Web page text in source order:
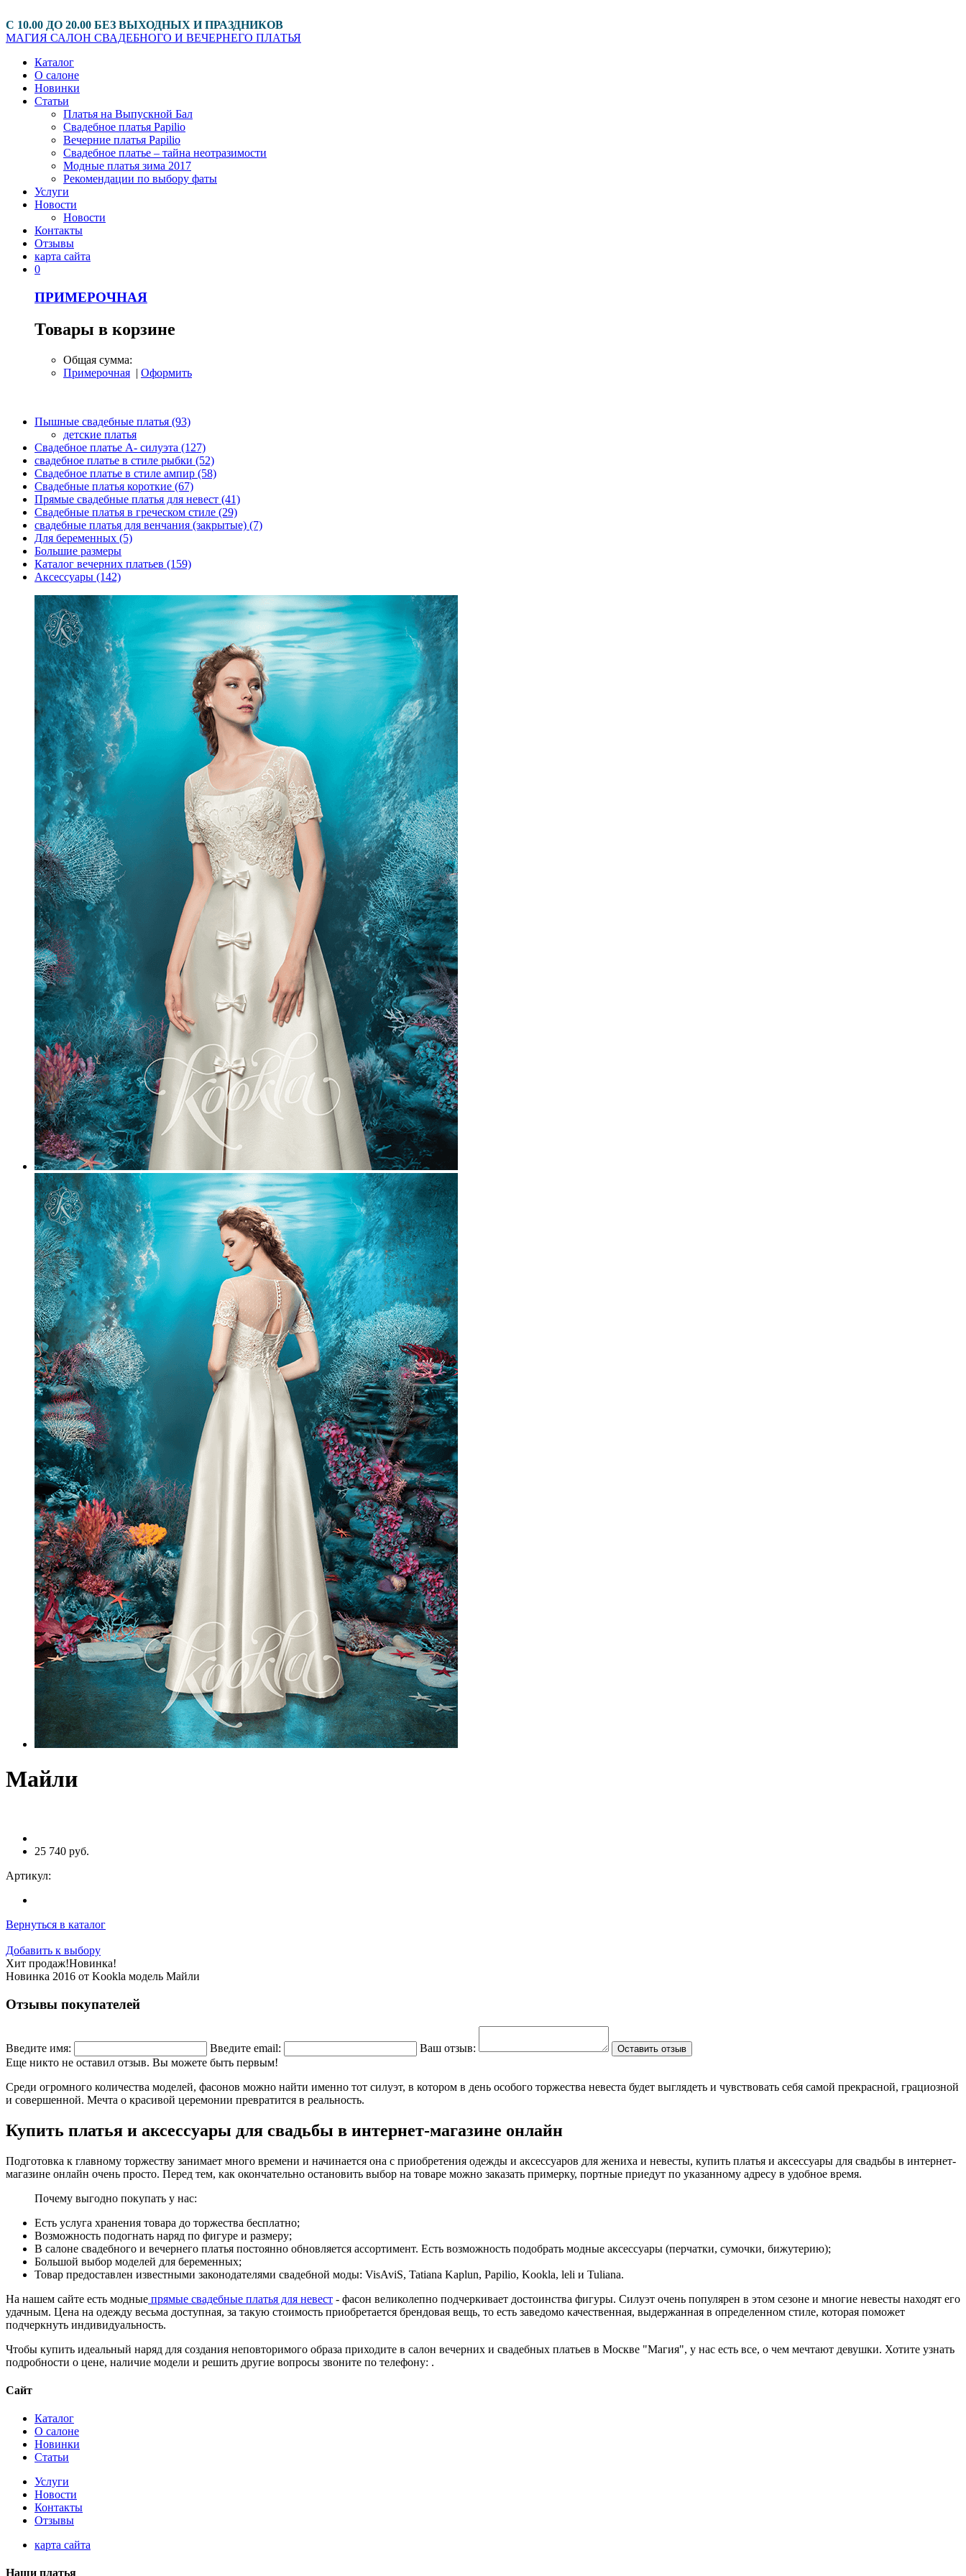
С 10.00 ДО 20.00 БЕЗ ВЫХОДНЫХ И ПРАЗДНИКОВ
МАГИЯ САЛОН СВАДЕБНОГО И ВЕЧЕРНЕГО ПЛАТЬЯ
Каталог
О салоне
Новинки
Статьи
Платья на Выпускной Бал
Свадебное платья Papilio
Вечерние платья Papilio
Свадебное платье – тайна неотразимости
Модные платья зима 2017
Рекомендации по выбору фаты
Услуги
Новости
Новости
Контакты
Отзывы
карта сайта
0
ПРИМЕРОЧНАЯ
Товары в корзине
Общая сумма:
Примерочная | Оформить
Пышные свадебные платья (93)
детские платья
Свадебное платье А- силуэта (127)
свадебное платье в стиле рыбки (52)
Свадебное платье в стиле ампир (58)
Свадебные платья короткие (67)
Прямые свадебные платья для невест (41)
Свадебные платья в греческом стиле (29)
свадебные платья для венчания (закрытые) (7)
Для беременных (5)
Большие размеры
Каталог вечерних платьев (159)
Аксессуары (142)
Майли
25 740 руб.
Артикул:
Вернуться в каталог
Добавить к выбору
Хит продаж!Новинка!
Новинка 2016 от Kookla модель Майли
Отзывы покупателей
Введите имя: Введите email: Ваш отзыв: Оставить отзыв
Еще никто не оставил отзыв. Вы можете быть первым!
Среди огромного количества моделей, фасонов можно найти именно тот силуэт, в котором в день особого торжества невеста будет выглядеть и чувствовать себя самой прекрасной, грациозной
и совершенной. Мечта о красивой церемонии превратится в реальность.
Купить платья и аксессуары для свадьбы в интернет-магазине онлайн
Подготовка к главному торжеству занимает много времени и начинается она с приобретения одежды и аксессуаров для жениха и невесты, купить платья и аксессуары для свадьбы в интернет-
магазине онлайн очень просто. Перед тем, как окончательно остановить выбор на товаре можно заказать примерку, портные приедут по указанному адресу в удобное время.
Почему выгодно покупать у нас:
Есть услуга хранения товара до торжества бесплатно;
Возможность подогнать наряд по фигуре и размеру;
В салоне свадебного и вечернего платья постоянно обновляется ассортимент. Есть возможность подобрать модные аксессуары (перчатки, сумочки, бижутерию);
Большой выбор моделей для беременных;
Товар предоставлен известными законодателями свадебной моды: VisAviS, Tatiana Kaplun, Papilio, Kookla, leli и Tuliana.
На нашем сайте есть модные прямые свадебные платья для невест - фасон великолепно подчеркивает достоинства фигуры. Силуэт очень популярен в этом сезоне и многие невесты находят его
удачным. Цена на одежду весьма доступная, за такую стоимость приобретается брендовая вещь, то есть заведомо качественная, выдержанная в определенном стиле, которая поможет
подчеркнуть индивидуальность.
Чтобы купить идеальный наряд для создания неповторимого образа приходите в салон вечерних и свадебных платьев в Москве "Магия", у нас есть все, о чем мечтают девушки. Хотите узнать
подробности о цене, наличие модели и решить другие вопросы звоните по телефону: .
Сайт
Каталог
О салоне
Новинки
Статьи
Услуги
Новости
Контакты
Отзывы
карта сайта
Наши платья